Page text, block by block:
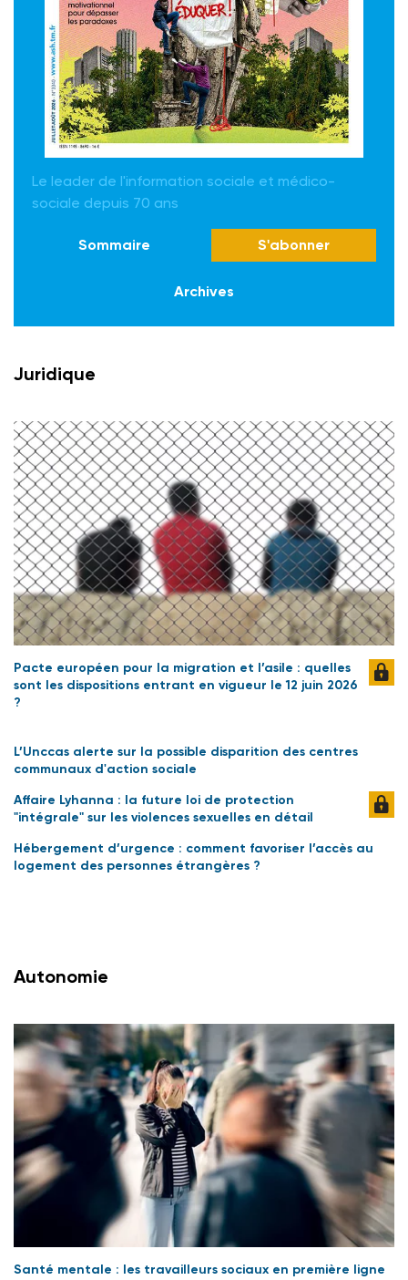
Le leader de l'information sociale et médico-
sociale depuis 70 ans
Sommaire S'abonner
Archives
Juridique
Pacte européen pour la migration et l’asile : quelles
sont les dispositions entrant en vigueur le 12 juin 2026
?
L’Unccas alerte sur la possible disparition des centres
communaux d'action sociale
Affaire Lyhanna : la future loi de protection
"intégrale" sur les violences sexuelles en détail
Hébergement d’urgence : comment favoriser l’accès au
logement des personnes étrangères ?
Autonomie
Santé mentale : les travailleurs sociaux en première ligne